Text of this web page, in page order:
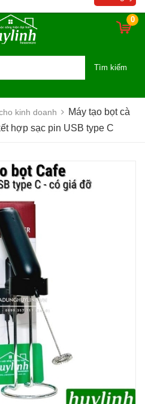
0
Tìm kiếm
kinh doanh
Máy tạo bọt cà
hợp sạc pin USB type C